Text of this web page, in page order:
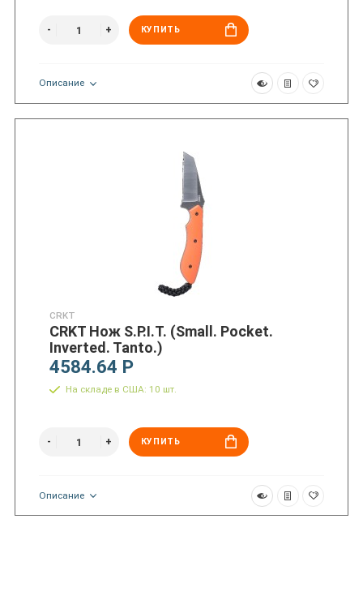
КУПИТЬ
Описание
CRKT
CRKT Нож S.P.I.T. (Small. Pocket.
Inverted. Tanto.)
4584.64 Р
На складе в США: 10 шт.
КУПИТЬ
Описание